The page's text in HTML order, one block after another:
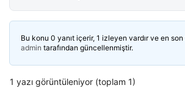
Bu konu 0 yanıt içerir, 1 izleyen vardır ve en son
admin tarafından güncellenmiştir.
1 yazı görüntüleniyor (toplam 1)